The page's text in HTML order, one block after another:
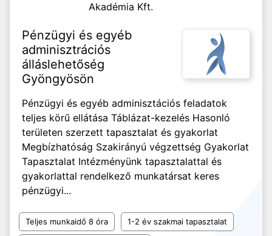
Akadémia Kft.
Pénzügyi és egyéb
adminisztrációs
álláslehetőség
Gyöngyösön
Pénzügyi és egyéb adminisztációs feladatok
teljes körű ellátása Táblázat-kezelés Hasonló
területen szerzett tapasztalat és gyakorlat
Megbízhatóság Szakirányú végzettség Gyakorlat
Tapasztalat Intézményünk tapasztalattal és
gyakorlattal rendelkező munkatársat keres
pénzügyi...
Teljes munkaidő 8 óra 1-2 év szakmai tapasztalat